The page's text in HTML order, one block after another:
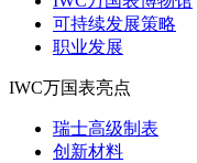
可持续发展策略
职业发展
IWC万国表亮点
瑞士高级制表
创新材料